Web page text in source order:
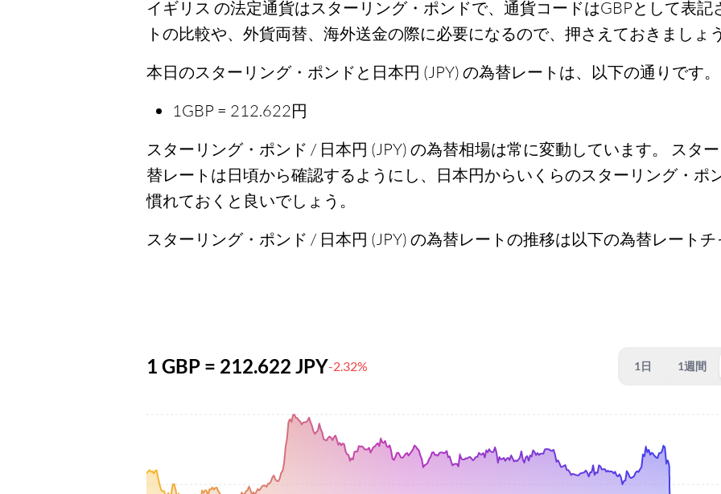
イギリス の法定通貨はスターリング・ポンドで、通貨コードはGBPとして表
トの比較や、外貨両替、海外送金の際に必要になるので、押さえておきましょ
本日のスターリング・ポンドと日本円 (JPY) の為替レートは、以下の通りです。
1GBP = 212.622円
スターリング・ポンド / 日本円 (JPY) の為替相場は常に変動しています。 スタ
替レートは日頃から確認するようにし、日本円からいくらのスターリング・ポ
慣れておくと良いでしょう。
スターリング・ポンド / 日本円 (JPY) の為替レートの推移は以下の為替レート
1 GBP = 212.622 JPY-2.32% 1日 1週間